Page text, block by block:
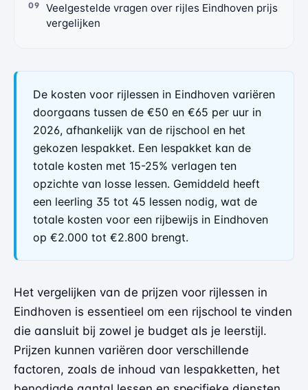
Veelgestelde vragen over rijles Eindhoven prijs
vergelijken
De kosten voor rijlessen in Eindhoven variëren
doorgaans tussen de €50 en €65 per uur in
2026, afhankelijk van de rijschool en het
gekozen lespakket. Een lespakket kan de
totale kosten met 15-25% verlagen ten
opzichte van losse lessen. Gemiddeld heeft
een leerling 35 tot 45 lessen nodig, wat de
totale kosten voor een rijbewijs in Eindhoven
op €2.000 tot €2.800 brengt.
Het vergelijken van de prijzen voor rijlessen in
Eindhoven is essentieel om een rijschool te vinden
die aansluit bij zowel je budget als je leerstijl.
Prijzen kunnen variëren door verschillende
factoren, zoals de inhoud van lespakketten, het